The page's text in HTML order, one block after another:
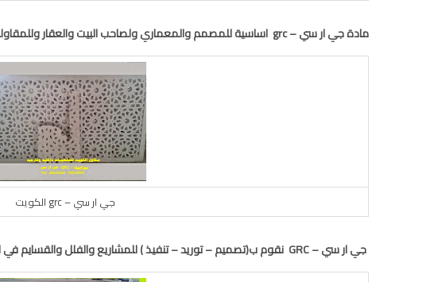
مادة جي ار سي – grc اساسية للمصمم والمعماري ولصاحب البيت والعقار وللمقاولون
جي ار سي – grc الكويت
جي ار سي – GRC نقوم ب(تصميم – توريد – تنفيذ ) للمشاريع والفلل والقسايم في الكويت